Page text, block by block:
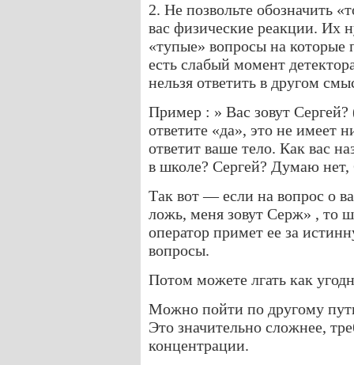
2. Не позвольте обозначить
вас физические реакции. Их
«тупые» вопросы на которые
есть слабый момент
нельзя ответить в другом
Пример : » Вас зовут
ответите «да», это не имеет
ответит ваше тело. Как вас
в школе? Сергей? Думаю
Так вот — если на вопрос о
ложь, меня зовут Серж» , то
оператор примет ее за
вопросы.
Потом можете лгать как
Можно пойти по другому
Это значительно сложнее,
концентрации.